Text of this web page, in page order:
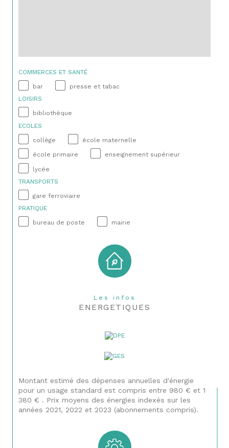
Les infos
ENERGETIQUES
Montant estimé des dépenses annuelles d'énergie
pour un usage standard est compris entre 980 € et 1
380 € . Prix moyens des énergies indexés sur les
années 2021, 2022 et 2023 (abonnements compris).
COMMERCES ET SANTÉ
bar
presse et tabac
LOISIRS
bibliothèque
ECOLES
collège
école maternelle
école primaire enseignement supérieur
lycée
TRANSPORTS
gare ferroviaire
PRATIQUE
bureau de poste
mairie